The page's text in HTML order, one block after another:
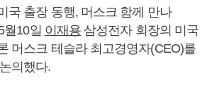
국 출장 동행, 머스크 함께 만나
월10일 이재용 삼성전자 회장의 미국
머스크 테슬라 최고경영자(CEO)를
의했다.